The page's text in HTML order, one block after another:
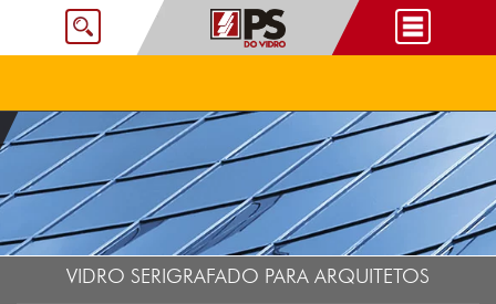
VIDRO SERIGRAFADO PARA ARQUITETOS